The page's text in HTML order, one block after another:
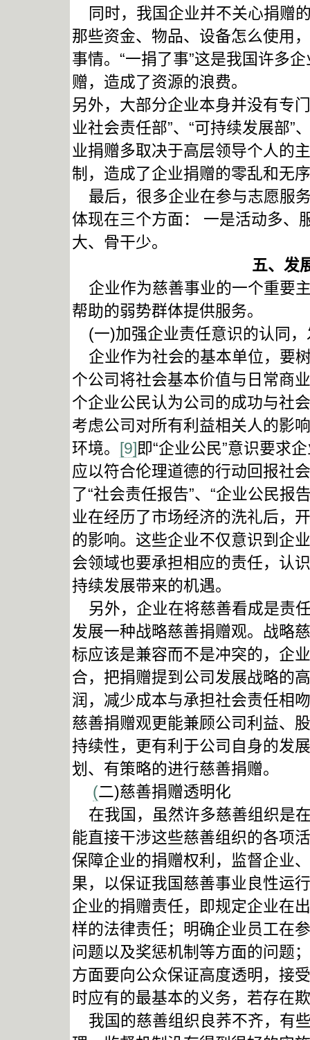
同时，我国企业并不关心捐赠
那些资金、物品、设备怎么使用
事情。“一捐了事”这是我国许多
赠，造成了资源的浪费。
另外，大部分企业本身并没有专
业社会责任部”、“可持续发展部”
业捐赠多取决于高层领导个人的
制，造成了企业捐赠的零乱和无
最后，很多企业在参与志愿服
体现在三个方面： 一是活动多、
大、骨干少。
五、 发
企业作为慈善事业的一个重要
帮助的弱势群体提供服务。
(一)加强企业责任意识的认同
企业作为社会的基本单位，要
个公司将社会基本价值与日常商
个企业公民认为公司的成功与社
考虑公司对所有利益相关人的影
环境。 [9]即“企业公民”意识要求
应以符合伦理道德的行动回报社
了“社会责任报告”、“企业公民报
业在经历了市场经济的洗礼后，
的影响。这些企业不仅意识到企
会领域也要承担相应的责任，认
持续发展带来的机遇。
另外，企业在将慈善看成是责
发展一种战略慈善捐赠观。战略
标应该是兼容而不是冲突的，企
合，把捐赠提到公司发展战略的
润，减少成本与承担社会责任相
慈善捐赠观更能兼顾公司利益、
持续性，更有利于公司自身的发
划、有策略的进行慈善捐赠。
(二)慈善捐赠透明化
在我国，虽然许多慈善组织是
能直接干涉这些慈善组织的各项
保障企业的捐赠权利，监督企业
果，以保证我国慈善事业良性运
企业的捐赠责任，即规定企业在
样的法律责任；明确企业员工在
问题以及奖惩机制等方面的问题
方面要向公众保证高度透明，接
时应有的最基本的义务，若存在
我国的慈善组织良荞不齐，有